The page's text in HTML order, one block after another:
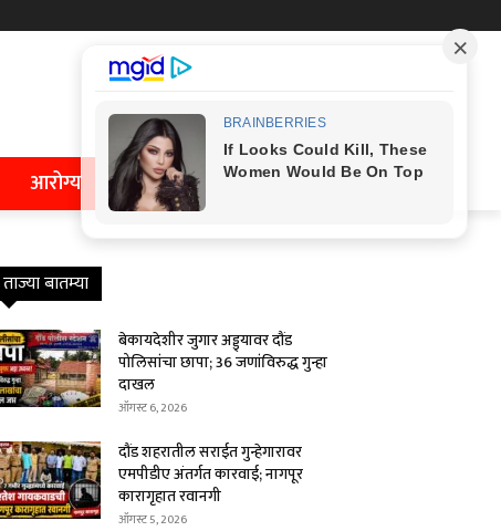
आरोग्य
ताज्या बातम्या
बेकायदेशीर जुगार अड्ड्यावर दौंड
पोलिसांचा छापा; 36 जणांविरुद्ध गुन्हा
दाखल
ऑगस्ट 6, 2026
दौंड शहरातील सराईत गुन्हेगारावर
एमपीडीए अंतर्गत कारवाई; नागपूर
कारागृहात रवानगी
ऑगस्ट 5, 2026